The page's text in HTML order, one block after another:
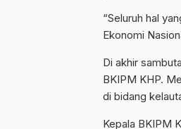
“Seluruh hal
Ekonomi
Di akhir
BKIPM KHP.
di bidang
Kepala BKIPM